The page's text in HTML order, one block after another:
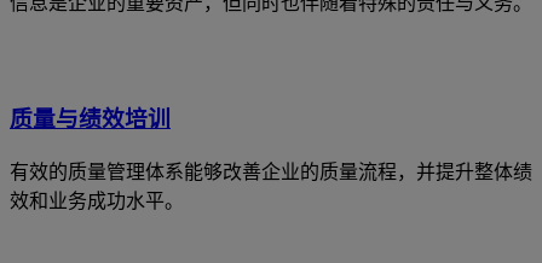
质量与绩效培训
有效的质量管理体系能够改善企业的质量流程，并提升整体绩
效和业务成功水平。